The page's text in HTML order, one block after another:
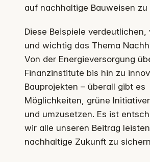
auf nachhaltige Bauweisen zu
Diese Beispiele
und wichtig das Thema
Von der Energieversorgung
Finanzinstitute bis hin zu
Bauprojekten – überall gibt es
Möglichkeiten, grüne
und umzusetzen. Es ist
wir alle unseren Beitrag
nachhaltige Zukunft zu